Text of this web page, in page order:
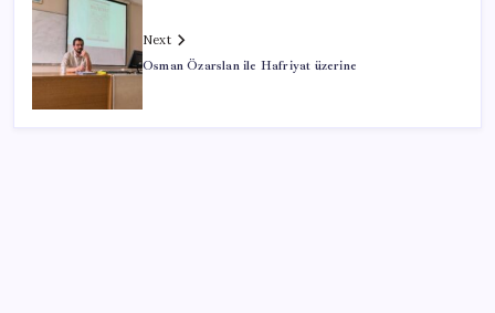
Next
Osman Özarslan ile Hafriyat üzerine